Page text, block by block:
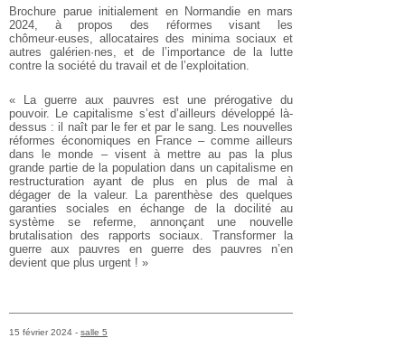
Brochure parue initialement en Normandie en mars
2024, à propos des réformes visant les
chômeur·euses, allocataires des minima sociaux et
autres galérien·nes, et de l’importance de la lutte
contre la société du travail et de l’exploitation.
« La guerre aux pauvres est une prérogative du
pouvoir. Le capitalisme s’est d’ailleurs développé là-
dessus : il naît par le fer et par le sang. Les nouvelles
réformes économiques en France – comme ailleurs
dans le monde – visent à mettre au pas la plus
grande partie de la population dans un capitalisme en
restructuration ayant de plus en plus de mal à
dégager de la valeur. La parenthèse des quelques
garanties sociales en échange de la docilité au
système se referme, annonçant une nouvelle
brutalisation des rapports sociaux. Transformer la
guerre aux pauvres en guerre des pauvres n’en
devient que plus urgent ! »
15 février 2024 - salle 5